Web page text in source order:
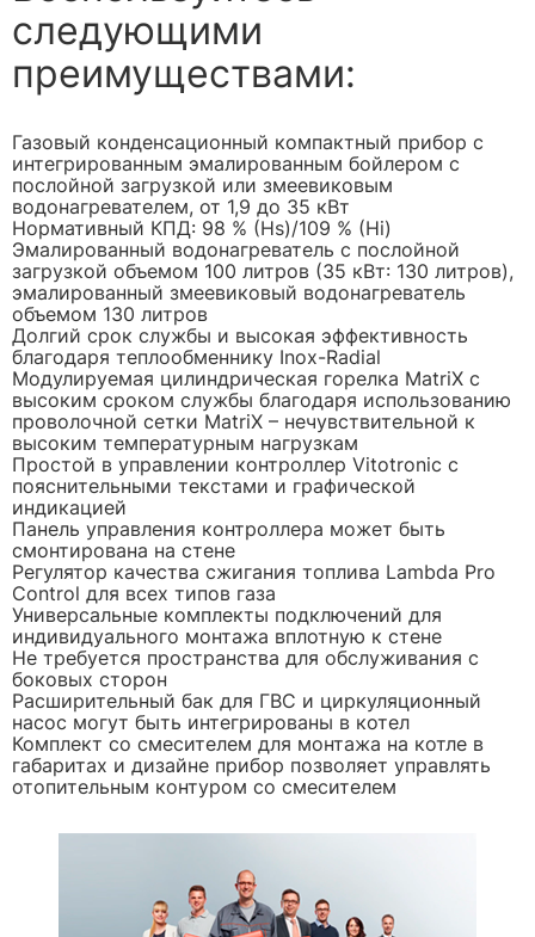
следующими
преимуществами:
Газовый конденсационный компактный прибор с
интегрированным эмалированным бойлером с
послойной загрузкой или змеевиковым
водонагревателем, от 1,9 до 35 кВт
Нормативный КПД: 98 % (Hs)/109 % (Hi)
Эмалированный водонагреватель с послойной
загрузкой объемом 100 литров (35 кВт: 130 литров),
эмалированный змеевиковый водонагреватель
объемом 130 литров
Долгий срок службы и высокая эффективность
благодаря теплообменнику Inox-Radial
Модулируемая цилиндрическая горелка MatriX с
высоким сроком службы благодаря использованию
проволочной сетки MatriX – нечувствительной к
высоким температурным нагрузкам
Простой в управлении контроллер Vitotronic с
пояснительными текстами и графической
индикацией
Панель управления контроллера может быть
смонтирована на стене
Регулятор качества сжигания топлива Lambda Pro
Control для всех типов газа
Универсальные комплекты подключений для
индивидуального монтажа вплотную к стене
Не требуется пространства для обслуживания с
боковых сторон
Расширительный бак для ГВС и циркуляционный
насос могут быть интегрированы в котел
Комплект со смесителем для монтажа на котле в
габаритах и дизайне прибор позволяет управлять
отопительным контуром со смесителем